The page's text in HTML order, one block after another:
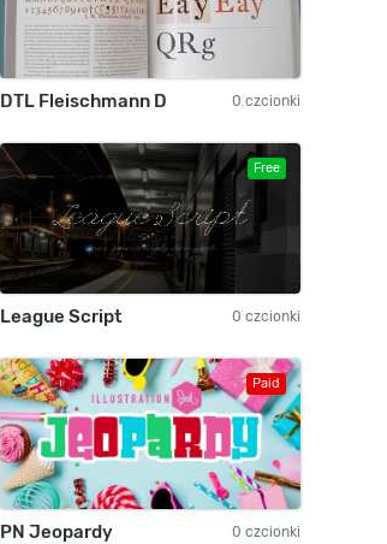
DTL Fleischmann D 0 czcionki
Free
League Script 0 czcionki
Paid
PN Jeopardy 0 czcionki